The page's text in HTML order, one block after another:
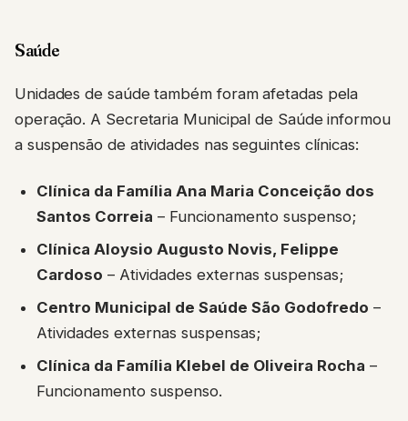
Saúde
Unidades de saúde também foram afetadas pela
operação. A Secretaria Municipal de Saúde informou
a suspensão de atividades nas seguintes clínicas:
Clínica da Família Ana Maria Conceição dos
Santos Correia – Funcionamento suspenso;
Clínica Aloysio Augusto Novis, Felippe
Cardoso – Atividades externas suspensas;
Centro Municipal de Saúde São Godofredo –
Atividades externas suspensas;
Clínica da Família Klebel de Oliveira Rocha –
Funcionamento suspenso.